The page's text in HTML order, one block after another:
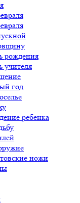
рождения
учителя
год
ребенка
ножи